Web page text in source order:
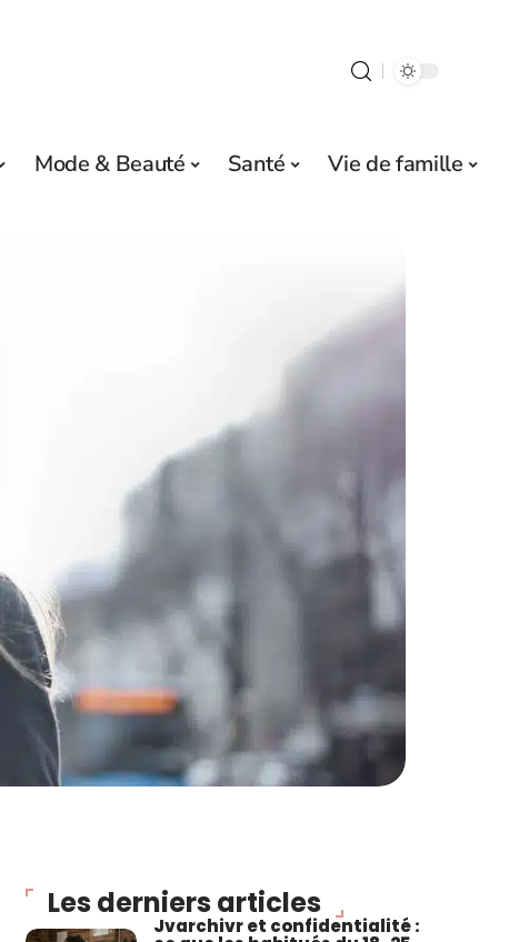
Mode & Beauté Santé Vie de famille
Les derniers articles
Jvarchivr et confidentialité :